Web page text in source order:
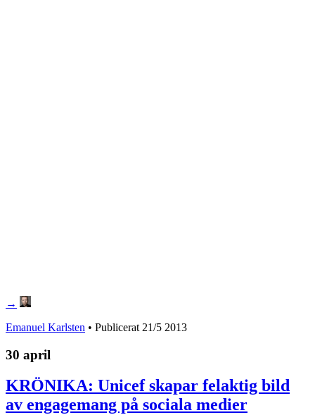
→
Emanuel Karlsten • Publicerat 21/5 2013
30 april
KRÖNIKA: Unicef skapar felaktig bild
av engagemang på sociala medier